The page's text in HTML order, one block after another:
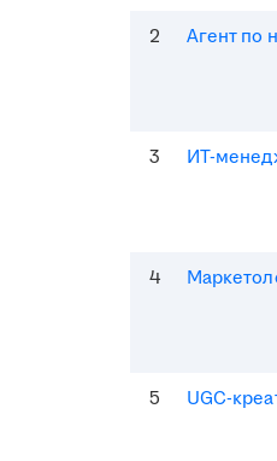
2 Агент по
3 ИТ-
4
5 UGC-